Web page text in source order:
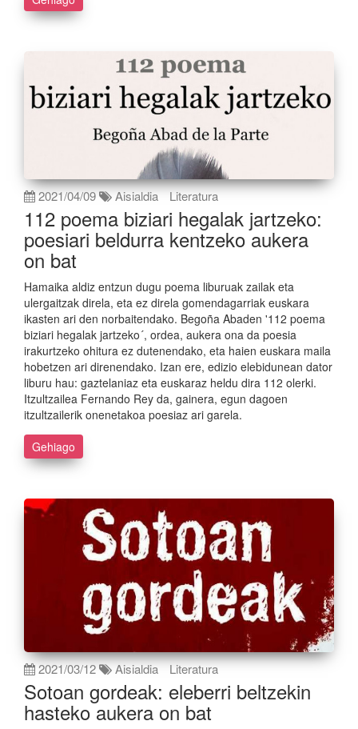
2021/04/09 Aisialdia Literatura
112 poema biziari hegalak jartzeko:
poesiari beldurra kentzeko aukera
on bat
Hamaika aldiz entzun dugu poema liburuak zailak eta
ulergaitzak direla, eta ez direla gomendagarriak euskara
ikasten ari den norbaitendako. Begoña Abaden '112 poema
biziari hegalak jartzeko´, ordea, aukera ona da poesia
irakurtzeko ohitura ez dutenendako, eta haien euskara maila
hobetzen ari direnendako. Izan ere, edizio elebidunean dator
liburu hau: gaztelaniaz eta euskaraz heldu dira 112 olerki.
Itzultzailea Fernando Rey da, gainera, egun dagoen
itzultzailerik onenetakoa poesiaz ari garela.
Gehiago
2021/03/12 Aisialdia Literatura
Sotoan gordeak: eleberri beltzekin
hasteko aukera on bat